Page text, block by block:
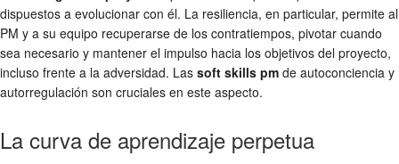
dispuestos a evolucionar con él. La resiliencia, en particular, permite al
PM y a su equipo recuperarse de los contratiempos, pivotar cuando
sea necesario y mantener el impulso hacia los objetivos del proyecto,
incluso frente a la adversidad. Las soft skills pm de autoconciencia y
autorregulación son cruciales en este aspecto.
La curva de aprendizaje perpetua